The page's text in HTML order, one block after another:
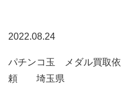
2022.08.24
パチンコ玉 メダル買取依
頼 埼玉県